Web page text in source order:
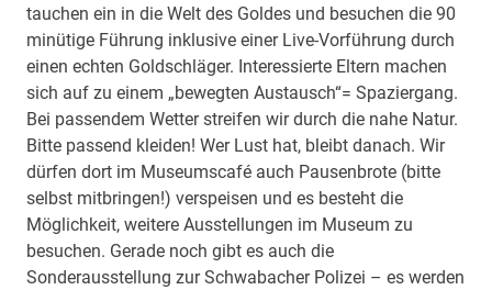
tauchen ein in die Welt des Goldes und besuchen die 90
minütige Führung inklusive einer Live-Vorführung durch
einen echten Goldschläger. Interessierte Eltern machen
sich auf zu einem „bewegten Austausch“= Spaziergang.
Bei passendem Wetter streifen wir durch die nahe Natur.
Bitte passend kleiden! Wer Lust hat, bleibt danach. Wir
dürfen dort im Museumscafé auch Pausenbrote (bitte
selbst mitbringen!) verspeisen und es besteht die
Möglichkeit, weitere Ausstellungen im Museum zu
besuchen. Gerade noch gibt es auch die
Sonderausstellung zur Schwabacher Polizei – es werden